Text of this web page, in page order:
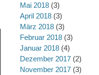
Mai 2018 (3)
April 2018 (3)
März 2018 (3)
Februar 2018 (3)
Januar 2018 (4)
Dezember 2017 (2)
November 2017 (3)